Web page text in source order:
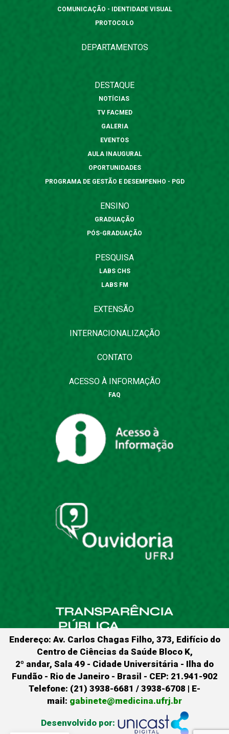
COMUNICAÇÃO - IDENTIDADE VISUAL
PROTOCOLO
DEPARTAMENTOS
DESTAQUE
NOTÍCIAS
TV FACMED
GALERIA
EVENTOS
AULA INAUGURAL
OPORTUNIDADES
PROGRAMA DE GESTÃO E DESEMPENHO - PGD
ENSINO
GRADUAÇÃO
PÓS-GRADUAÇÃO
PESQUISA
LABS CHS
LABS FM
EXTENSÃO
INTERNACIONALIZAÇÃO
CONTATO
ACESSO À INFORMAÇÃO
FAQ
Endereço: Av. Carlos Chagas Filho, 373, Edifício do
Centro de Ciências da Saúde Bloco K,
2º andar, Sala 49 - Cidade Universitária - Ilha do
Fundão - Rio de Janeiro - Brasil - CEP: 21.941-902
Telefone: (21) 3938-6681 / 3938-6708 | E-
mail: gabinete@medicina.ufrj.br
Desenvolvido por: